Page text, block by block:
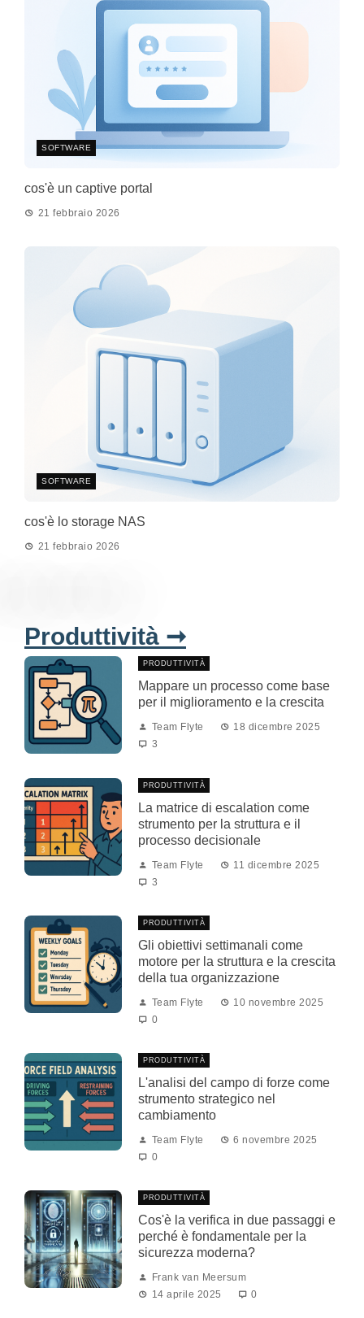
SOFTWARE
cos'è un captive portal
21 febbraio 2026
SOFTWARE
cos'è lo storage NAS
21 febbraio 2026
Produttività ➞
PRODUTTIVITÀ
Mappare un processo come base
per il miglioramento e la crescita
Team Flyte
18 dicembre 2025
3
PRODUTTIVITÀ
La matrice di escalation come
strumento per la struttura e il
processo decisionale
Team Flyte
11 dicembre 2025
3
PRODUTTIVITÀ
Gli obiettivi settimanali come
motore per la struttura e la crescita
della tua organizzazione
Team Flyte
10 novembre 2025
0
PRODUTTIVITÀ
L'analisi del campo di forze come
strumento strategico nel
cambiamento
Team Flyte
6 novembre 2025
0
PRODUTTIVITÀ
Cos'è la verifica in due passaggi e
perché è fondamentale per la
sicurezza moderna?
Frank van Meersum
14 aprile 2025
0